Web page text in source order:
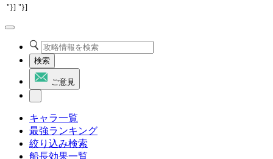
"}] "}]
検索
ご意見
キャラ一覧
最強ランキング
絞り込み検索
船長効果一覧